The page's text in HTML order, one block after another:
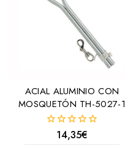
ACIAL ALUMINIO CON
MOSQUETÓN TH-5027-1
14,35€